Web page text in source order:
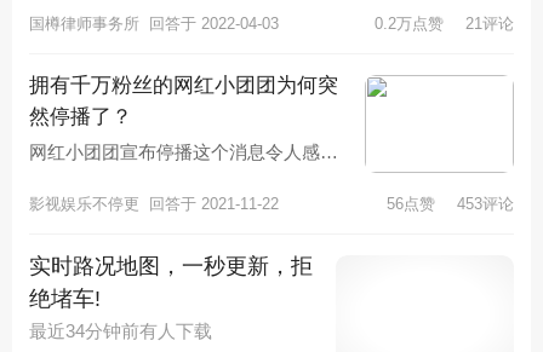
国樽律师事务所 回答于 2022-04-03 0.2万点赞 21评论
拥有千万粉丝的网红小团团为何突
然停播了？
网红小团团宣布停播这个消息令人感觉
的，但是突然有一天她自己宣布停播了
影视娱乐不停更 回答于 2021-11-22 56点赞 453评论
实时路况地图，一秒更新，拒
绝堵车!
最近34分钟前有人下载